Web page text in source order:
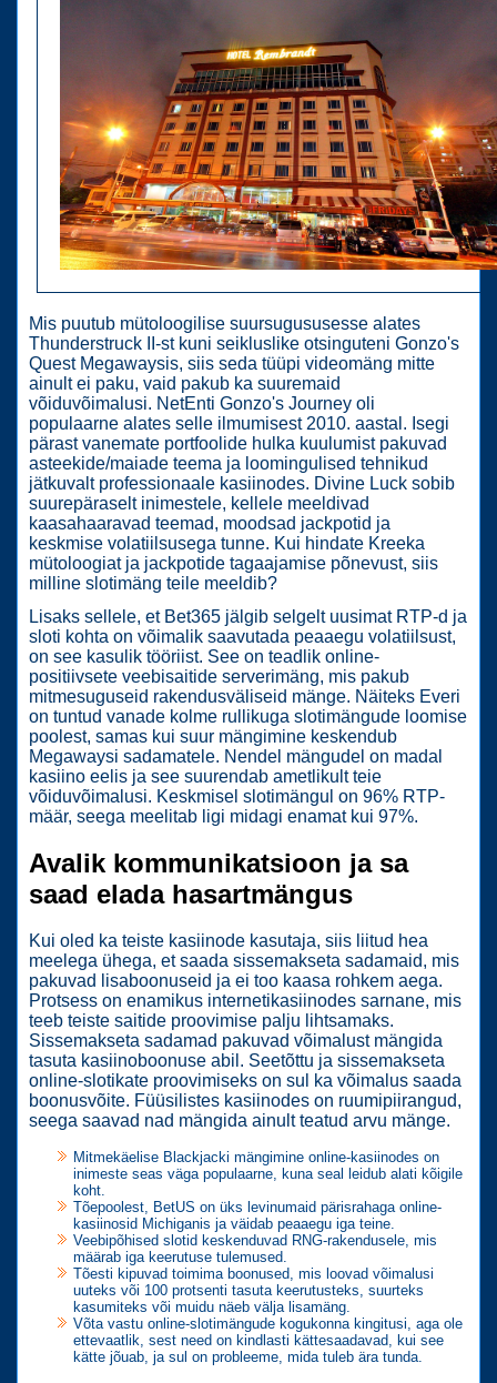
Mis puutub mütoloogilise suursugususesse alates
Thunderstruck II-st kuni seikluslike otsinguteni Gonzo's
Quest Megawaysis, siis seda tüüpi videomäng mitte
ainult ei paku, vaid pakub ka suuremaid
võiduvõimalusi. NetEnti Gonzo's Journey oli
populaarne alates selle ilmumisest 2010. aastal. Isegi
pärast vanemate portfoolide hulka kuulumist pakuvad
asteekide/maiade teema ja loomingulised tehnikud
jätkuvalt professionaale kasiinodes. Divine Luck sobib
suurepäraselt inimestele, kellele meeldivad
kaasahaaravad teemad, moodsad jackpotid ja
keskmise volatiilsusega tunne. Kui hindate Kreeka
mütoloogiat ja jackpotide tagaajamise põnevust, siis
milline slotimäng teile meeldib?
Lisaks sellele, et Bet365 jälgib selgelt uusimat RTP-d ja
sloti kohta on võimalik saavutada peaaegu volatiilsust,
on see kasulik tööriist. See on teadlik online-
positiivsete veebisaitide serverimäng, mis pakub
mitmesuguseid rakendusväliseid mänge. Näiteks Everi
on tuntud vanade kolme rullikuga slotimängude loomise
poolest, samas kui suur mängimine keskendub
Megawaysi sadamatele. Nendel mängudel on madal
kasiino eelis ja see suurendab ametlikult teie
võiduvõimalusi. Keskmisel slotimängul on 96% RTP-
määr, seega meelitab ligi midagi enamat kui 97%.
Avalik kommunikatsioon ja sa
saad elada hasartmängus
Kui oled ka teiste kasiinode kasutaja, siis liitud hea
meelega ühega, et saada sissemakseta sadamaid, mis
pakuvad lisaboonuseid ja ei too kaasa rohkem aega.
Protsess on enamikus internetikasiinodes sarnane, mis
teeb teiste saitide proovimise palju lihtsamaks.
Sissemakseta sadamad pakuvad võimalust mängida
tasuta kasiinoboonuse abil. Seetõttu ja sissemakseta
online-slotikate proovimiseks on sul ka võimalus saada
boonusvõite. Füüsilistes kasiinodes on ruumipiirangud,
seega saavad nad mängida ainult teatud arvu mänge.
Mitmekäelise Blackjacki mängimine online-kasiinodes on
inimeste seas väga populaarne, kuna seal leidub alati kõigile
koht.
Tõepoolest, BetUS on üks levinumaid pärisrahaga online-
kasiinosid Michiganis ja väidab peaaegu iga teine.
Veebipõhised slotid keskenduvad RNG-rakendusele, mis
määrab iga keerutuse tulemused.
Tõesti kipuvad toimima boonused, mis loovad võimalusi
uuteks või 100 protsenti tasuta keerutusteks, suurteks
kasumiteks või muidu näeb välja lisamäng.
Võta vastu online-slotimängude kogukonna kingitusi, aga ole
ettevaatlik, sest need on kindlasti kättesaadavad, kui see
kätte jõuab, ja sul on probleeme, mida tuleb ära tunda.